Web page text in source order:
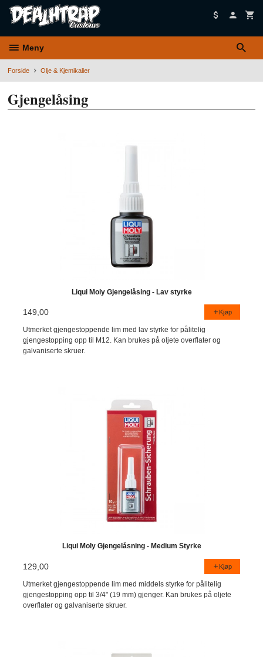
Meny
Forside Olje & Kjemikalier
Gjengelåsing
Liqui Moly Gjengelåsing - Lav styrke
149,00 Kjøp
Utmerket gjengestoppende lim med lav styrke for pålitelig
gjengestopping opp til M12. Kan brukes på oljete overflater og
galvaniserte skruer.
Liqui Moly Gjengelåsning - Medium Styrke
129,00 Kjøp
Utmerket gjengestoppende lim med middels styrke for pålitelig
gjengestopping opp til 3/4" (19 mm) gjenger. Kan brukes på oljete
overflater og galvaniserte skruer.